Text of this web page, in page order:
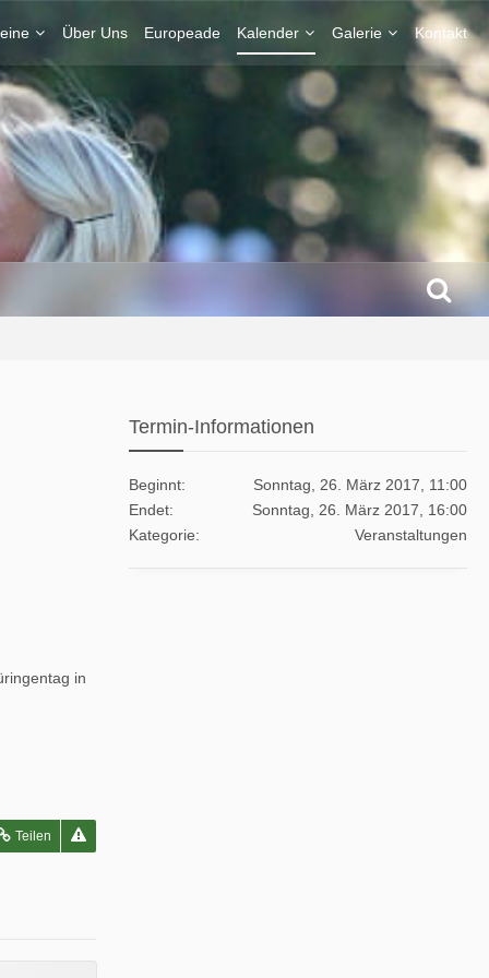
Über Uns Europeade Kalender Galerie Kontakt
in
Teilen
Termin-Informationen
Beginnt
Sonntag, 26. März 2017, 11:00
Endet
Sonntag, 26. März 2017, 16:00
Kategorie
Veranstaltungen